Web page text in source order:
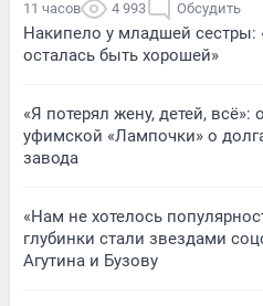
11 часов 4 993 Обсудить
Накипело у младшей сестры:
осталась быть хорошей»
«Я потерял жену, детей, всё»:
уфимской «Лампочки» о
завода
«Нам не хотелось
глубинки стали звездами
Агутина и Бузову